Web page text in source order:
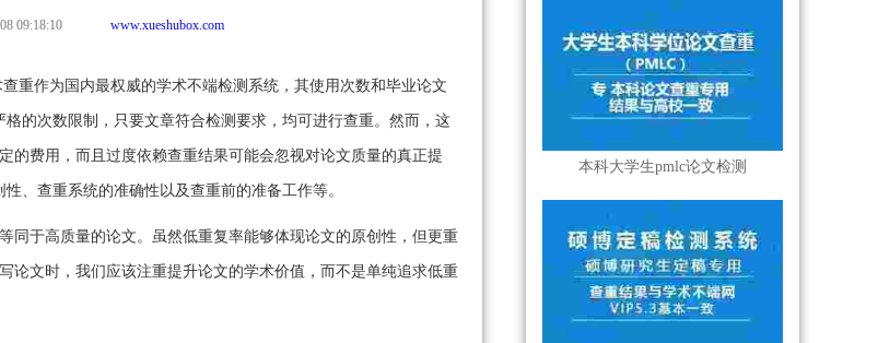
09:18:10 www.xueshubox.com
重作为国内最权威的学术不端检测系统，其使用次数和毕业论文
的次数限制，只要文章符合检测要求，均可进行查重。然而，这
的费用，而且过度依赖查重结果可能会忽视对论文质量的真正提
、查重系统的准确性以及查重前的准备工作等。
同于高质量的论文。虽然低重复率能够体现论文的原创性，但更重
论文时，我们应该注重提升论文的学术价值，而不是单纯追求低重
本科大学生pmlc论文检测